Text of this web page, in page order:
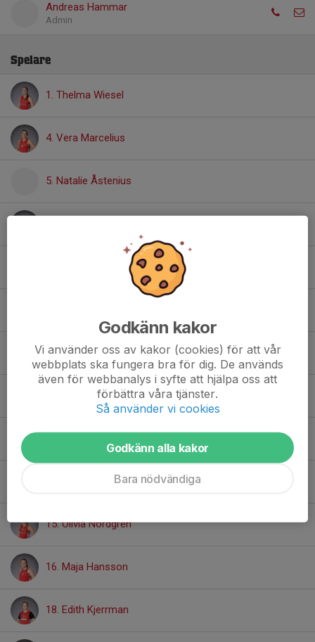
Andreas Hammar
Admin
Spelare
1. Thelma Wiesel
4. Vera Marcelius
5. Natalie Åstenius
9. Maxime Lindborg
11. Freja Pålsson
12. Siri Olofsson
14. Astrid Welinder
15. Olivia Nordgren
16. Maja Hansson
18. Edith Kjerrman
Godkänn kakor
Vi använder oss av kakor (cookies) för att vår
webbplats ska fungera bra för dig. De används
även för webbanalys i syfte att hjälpa oss att
förbättra våra tjänster.
Så använder vi cookies
Godkänn alla kakor
Bara nödvändiga